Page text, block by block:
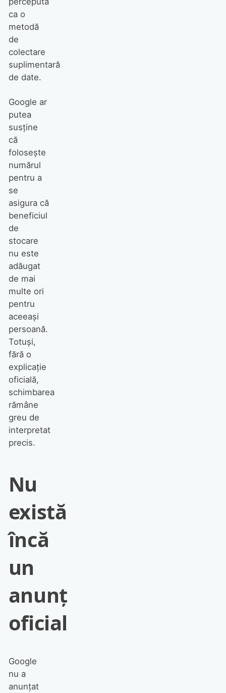
ca o
metodă
de
colectare
suplimentară
de date.
Google ar
putea
susține
că
folosește
numărul
pentru a
se
asigura că
beneficiul
de
stocare
nu este
adăugat
de mai
multe ori
pentru
aceeași
persoană.
Totuși,
fără o
explicație
oficială,
schimbarea
rămâne
greu de
interpretat
precis.
Nu
există
încă
un
anunț
oficial
Google
nu a
anunțat